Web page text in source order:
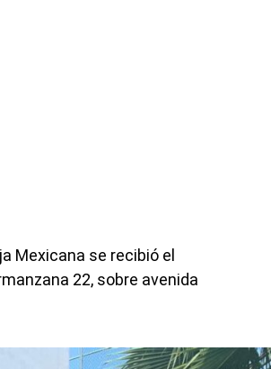
Mexicana se recibió el
22, sobre avenida